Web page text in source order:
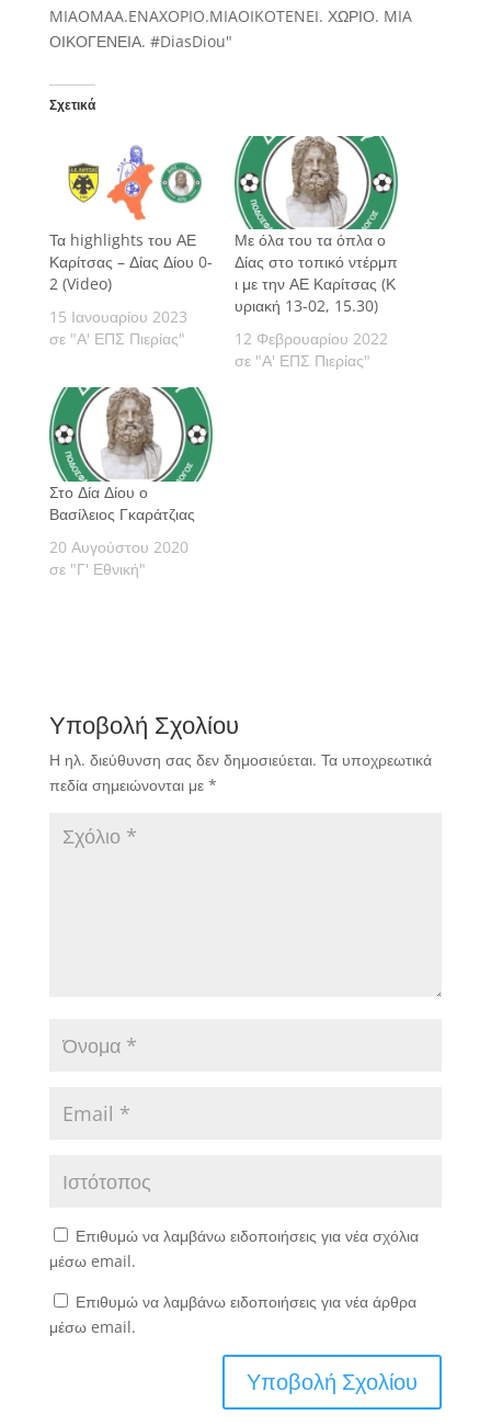
Σχετικά
Τα highlights του ΑΕ
Καρίτσας – Δίας Δίου 0-
2 (Video)
15 Ιανουαρίου 2023
σε "Α' ΕΠΣ Πιερίας"
Με όλα του τα όπλα ο
Δίας στο τοπικό ντέρμπ
ι με την ΑΕ Καρίτσας (Κ
υριακή 13-02, 15.30)
12 Φεβρουαρίου 2022
σε "Α' ΕΠΣ Πιερίας"
Στο Δία Δίου ο
Βασίλειος Γκαράτζιας
20 Αυγούστου 2020
σε "Γ' Εθνική"
Υποβολή Σχολίου
Η ηλ. διεύθυνση σας δεν δημοσιεύεται. Τα υποχρεωτικά
πεδία σημειώνονται με *
Επιθυμώ να λαμβάνω ειδοποιήσεις για νέα σχόλια
μέσω email.
Επιθυμώ να λαμβάνω ειδοποιήσεις για νέα άρθρα
μέσω email.